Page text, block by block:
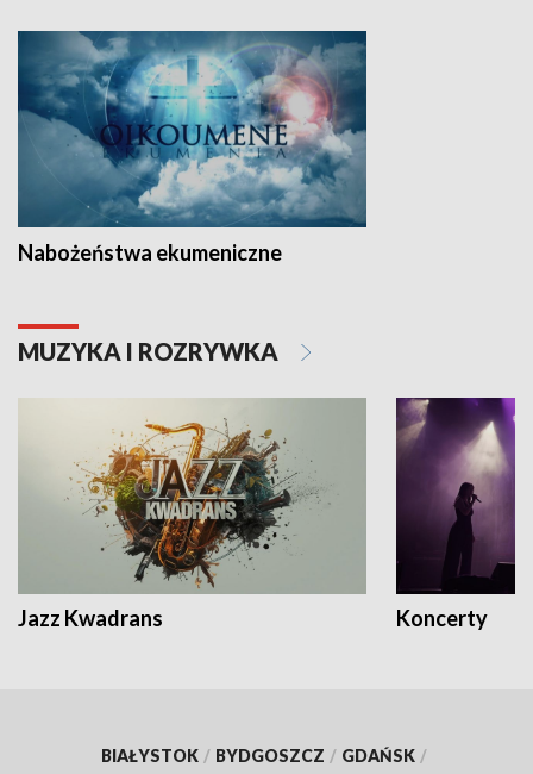
Nabożeństwa ekumeniczne
MUZYKA I ROZRYWKA
Jazz Kwadrans Koncerty
BIAŁYSTOK / BYDGOSZCZ / GDAŃSK /